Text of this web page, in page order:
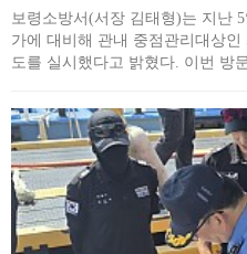
보령소방서(서장 김태형)는 지난
가에 대비해 관내 중점관리대상
도를 실시했다고 밝혔다. 이번 방